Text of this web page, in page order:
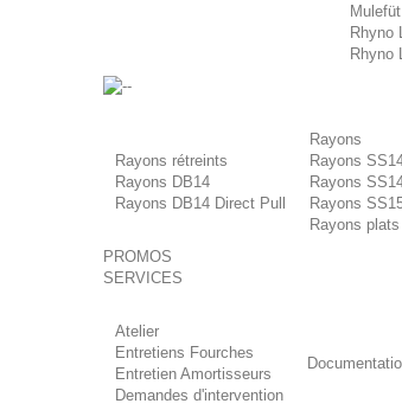
Mulefüt
Rhyno
Rhyno
-
Rayons rétreints
Rayons DB14
Rayons DB14 Direct Pull
Rayons
Rayons
Rayons
Rayons
Rayons plats
PROMOS
SERVICES
Atelier
Entretiens Fourches
Entretien Amortisseurs
Demandes d'intervention